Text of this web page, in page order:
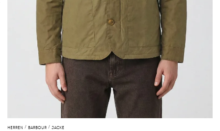
HERREN BARBOUR JACKE